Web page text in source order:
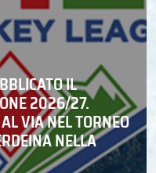
IL
2026/27.
VIA NEL TORNEO
NELLA